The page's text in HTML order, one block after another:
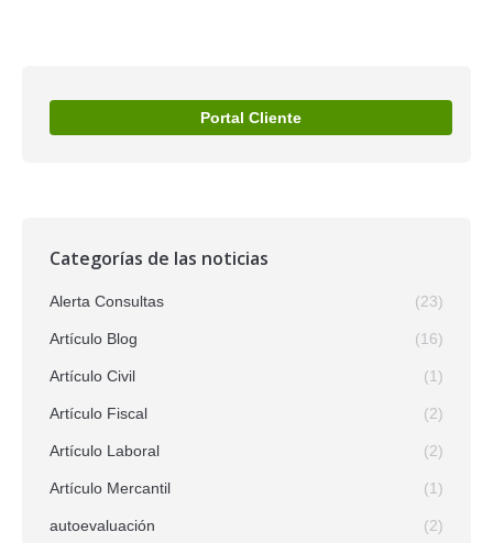
Portal Cliente
Categorías de las noticias
Alerta Consultas (23)
Artículo Blog (16)
Artículo Civil (1)
Artículo Fiscal (2)
Artículo Laboral (2)
Artículo Mercantil (1)
autoevaluación (2)